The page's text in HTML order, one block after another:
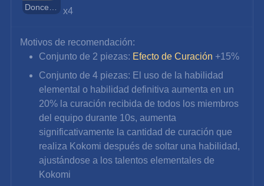
x4
Motivos de recomendación:
Conjunto de 2 piezas: Efecto de Curación +15%
Conjunto de 4 piezas: El uso de la habilidad
elemental o habilidad definitiva aumenta en un
20% la curación recibida de todos los miembros
del equipo durante 10s, aumenta
significativamente la cantidad de curación que
realiza Kokomi después de soltar una habilidad,
ajustándose a los talentos elementales de
Kokomi